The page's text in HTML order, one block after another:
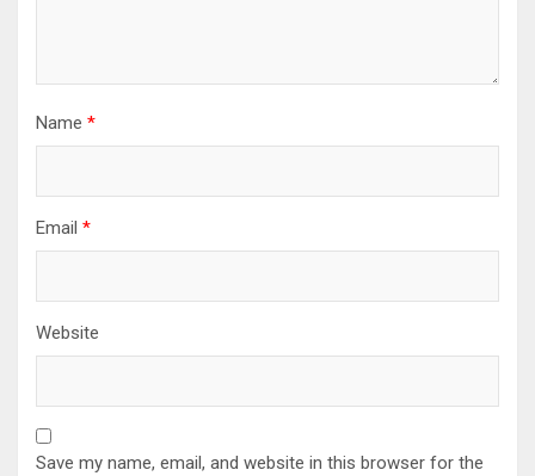
Name *
Email *
Website
Save my name, email, and website in this browser for the